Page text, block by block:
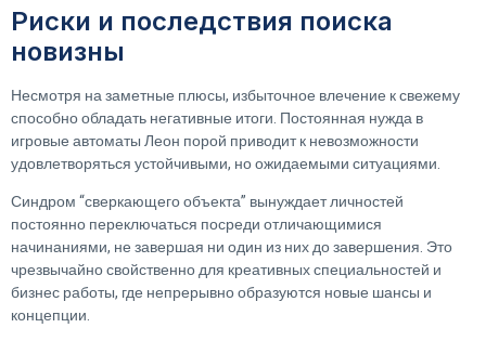
Риски и последствия поиска
новизны
Несмотря на заметные плюсы, избыточное влечение к свежему
способно обладать негативные итоги. Постоянная нужда в
игровые автоматы Леон порой приводит к невозможности
удовлетворяться устойчивыми, но ожидаемыми ситуациями.
Синдром “сверкающего объекта” вынуждает личностей
постоянно переключаться посреди отличающимися
начинаниями, не завершая ни один из них до завершения. Это
чрезвычайно свойственно для креативных специальностей и
бизнес работы, где непрерывно образуются новые шансы и
концепции.